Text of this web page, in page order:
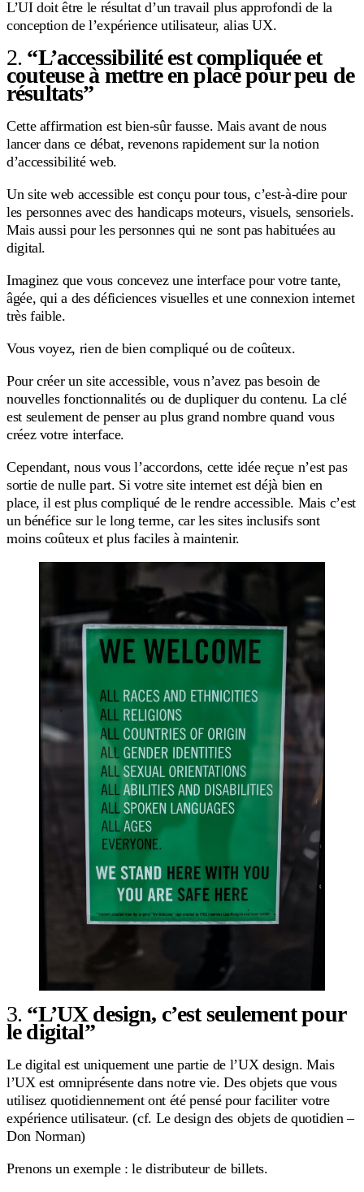
L’UI doit être le résultat d’un travail plus approfondi de la
conception de l’expérience utilisateur, alias UX.
2. “L’accessibilité est compliquée et
couteuse à mettre en place pour peu de
résultats”
Cette affirmation est bien-sûr fausse. Mais avant de nous
lancer dans ce débat, revenons rapidement sur la notion
d’accessibilité web.
Un site web accessible est conçu pour tous, c’est-à-dire pour
les personnes avec des handicaps moteurs, visuels, sensoriels.
Mais aussi pour les personnes qui ne sont pas habituées au
digital.
Imaginez que vous concevez une interface pour votre tante,
âgée, qui a des déficiences visuelles et une connexion internet
très faible.
Vous voyez, rien de bien compliqué ou de coûteux.
Pour créer un site accessible, vous n’avez pas besoin de
nouvelles fonctionnalités ou de dupliquer du contenu. La clé
est seulement de penser au plus grand nombre quand vous
créez votre interface.
Cependant, nous vous l’accordons, cette idée reçue n’est pas
sortie de nulle part. Si votre site internet est déjà bien en
place, il est plus compliqué de le rendre accessible. Mais c’est
un bénéfice sur le long terme, car les sites inclusifs sont
moins coûteux et plus faciles à maintenir.
3. “L’UX design, c’est seulement pour
le digital”
Le digital est uniquement une partie de l’UX design. Mais
l’UX est omniprésente dans notre vie. Des objets que vous
utilisez quotidiennement ont été pensé pour faciliter votre
expérience utilisateur. (cf. Le design des objets de quotidien –
Don Norman)
Prenons un exemple : le distributeur de billets.